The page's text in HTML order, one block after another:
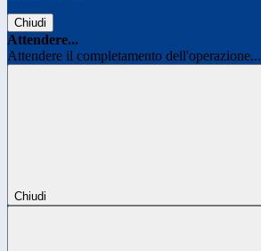
Chiudi
Attendere...
Attendere il completamento dell'operazione...
Chiudi